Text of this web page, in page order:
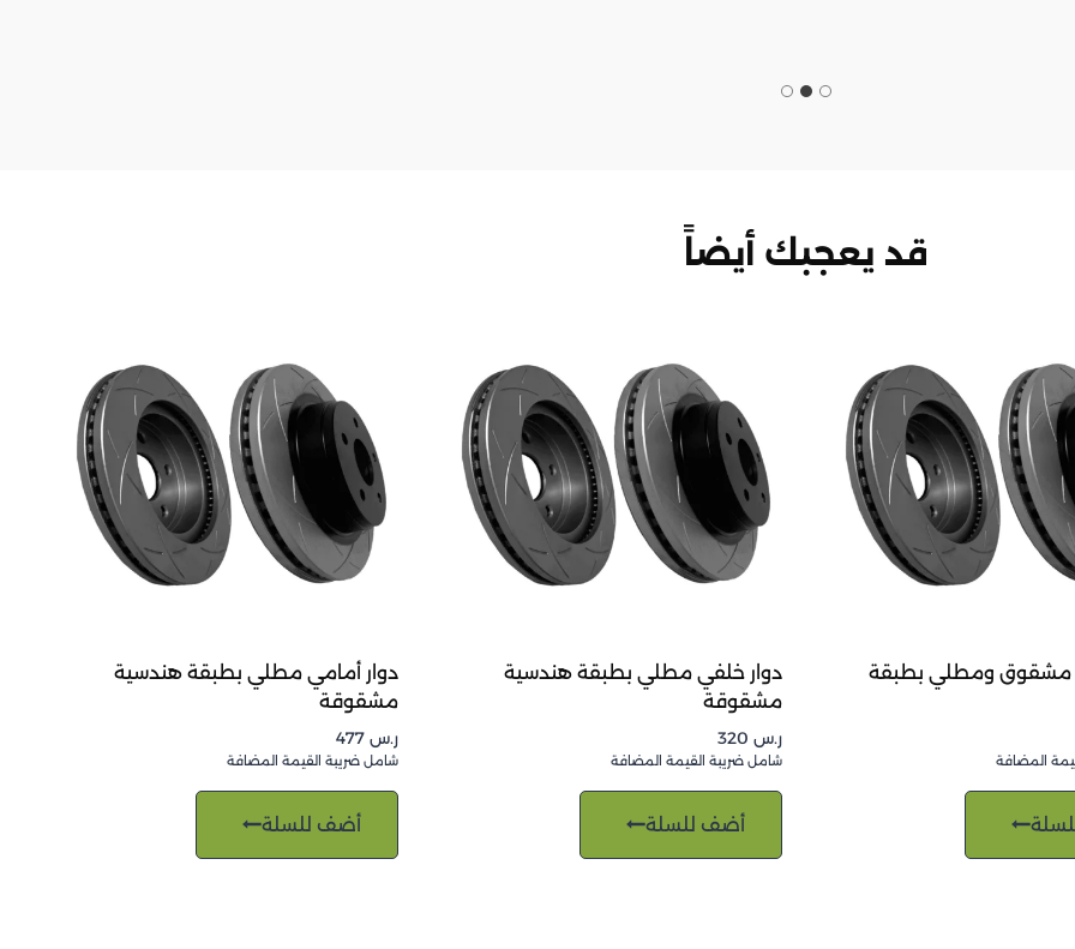
قد يعجبك أيضاً
مشقوق ومطلي بطبقة
المضافة
دوار خلفي مطلي بطبقة هندسية
مشقوقة
ر.س
شامل ضريبة القيمة المضافة
أضف للسلة
دوار أمامي مطلي بطبقة هندسية
مشقوقة
ر.س 477
شامل ضريبة القيمة المضافة
أضف للسلة